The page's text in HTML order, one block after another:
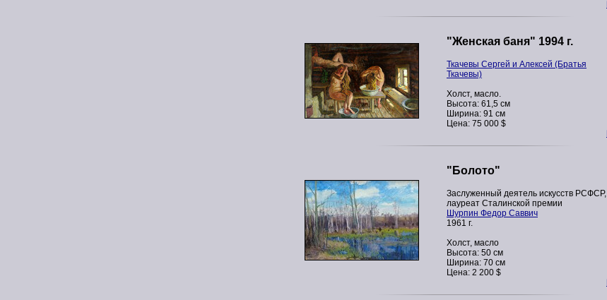
"Женская баня" 1994 г.
Ткачевы Сергей и Алексей (Братья
Ткачевы)
Холст, масло.
Высота: 61,5 см
Ширина: 91 см
Цена: 75 000 $
"Болото"
Заслуженный деятель искусств РСФСР,
лауреат Сталинской премии
Шурпин Федор Саввич
1961 г.
Холст, масло
Высота: 50 см
Ширина: 70 см
Цена: 2 200 $